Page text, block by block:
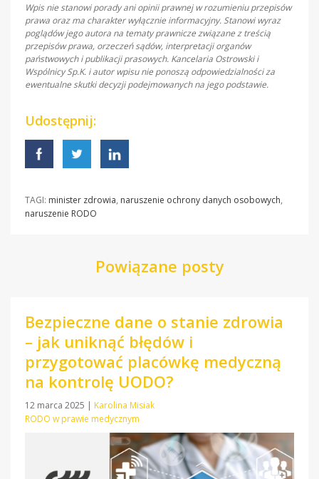
Wpis nie stanowi porady ani opinii prawnej w rozumieniu przepisów
prawa oraz ma charakter wyłącznie informacyjny. Stanowi wyraz
poglądów jego autora na tematy prawnicze związane z treścią
przepisów prawa, orzeczeń sądów, interpretacji organów
państwowych i publikacji prasowych. Kancelaria Ostrowski i
Wspólnicy Sp.K. i autor wpisu nie ponoszą odpowiedzialności za
ewentualne skutki decyzji podejmowanych na jego podstawie.
Udostępnij:
TAGI: minister zdrowia, naruszenie ochrony danych osobowych,
naruszenie RODO
Powiązane posty
Bezpieczne dane o stanie zdrowia
– jak uniknąć błędów i
przygotować placówkę medyczną
na kontrolę UODO?
12 marca 2025 | Karolina Misiak
RODO w prawie medycznym